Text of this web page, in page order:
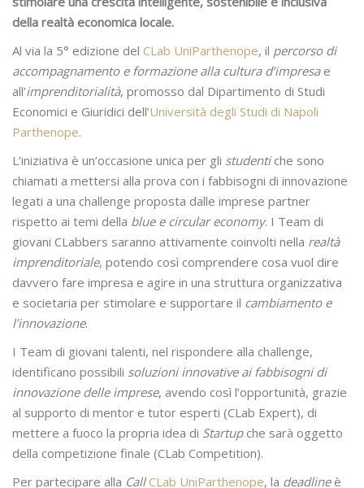
della realtà economica locale.
Al via la 5° edizione del CLab UniParthenope, il percorso di
accompagnamento e formazione alla cultura d’impresae
all’imprenditorialità, promosso dal Dipartimento di Studi
Economici e Giuridici dell’Università degli Studi di Napoli
Parthenope.
L’iniziativa è un’occasione unica per gli studentiche sono
chiamati a mettersi alla prova con i fabbisogni di innovazione
legati a una challenge proposta dalle imprese partner
rispetto ai temi della blue e circular economy. I Team di
giovani CLabbers saranno attivamente coinvolti nella realtà
imprenditoriale, potendo così comprendere cosa vuol dire
davvero fare impresa e agire in una struttura organizzativa
e societaria per stimolare e supportare il cambiamento e
l’innovazione.
I Team di giovani talenti, nel rispondere alla challenge,
identificano possibili soluzioni innovative ai fabbisogni di
innovazione delle imprese, avendo così l’opportunità, grazie
al supporto di mentor e tutor esperti (CLab Expert), di
mettere a fuoco la propria idea di Startupche sarà oggetto
della competizione finale (CLab Competition).
Per partecipare alla CallCLab UniParthenope, la deadlineè